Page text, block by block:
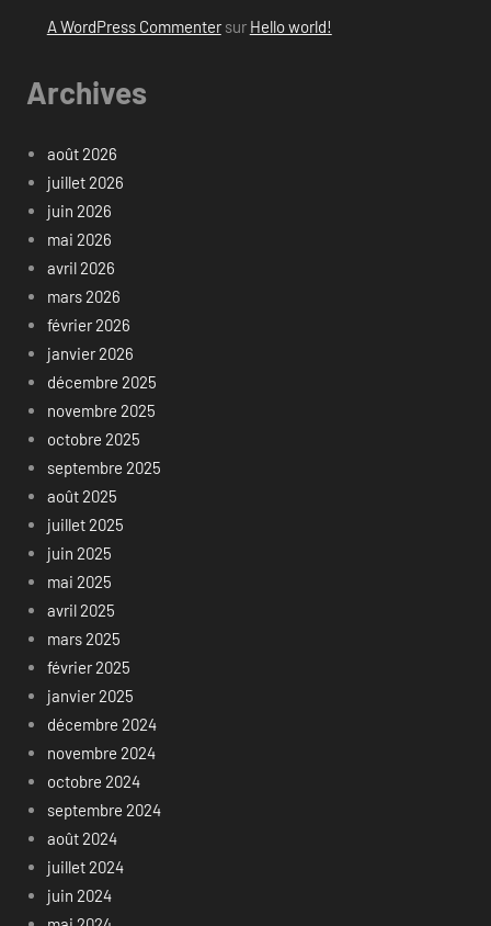
A WordPress Commentersur Hello world!
Archives
août 2026
juillet 2026
juin 2026
mai 2026
avril 2026
mars 2026
février 2026
janvier 2026
décembre 2025
novembre 2025
octobre 2025
septembre 2025
août 2025
juillet 2025
juin 2025
mai 2025
avril 2025
mars 2025
février 2025
janvier 2025
décembre 2024
novembre 2024
octobre 2024
septembre 2024
août 2024
juillet 2024
juin 2024